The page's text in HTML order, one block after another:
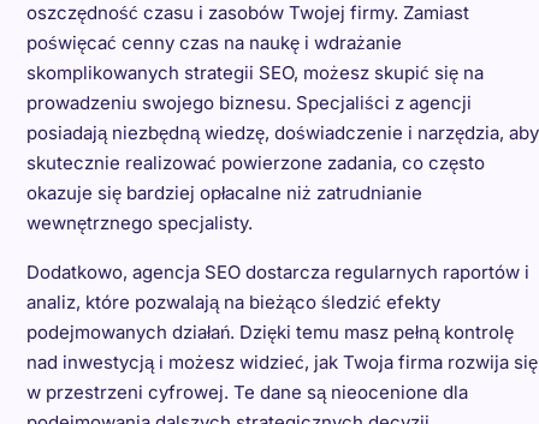
oszczędność czasu i zasobów Twojej firmy. Zamiast
poświęcać cenny czas na naukę i wdrażanie
skomplikowanych strategii SEO, możesz skupić się na
prowadzeniu swojego biznesu. Specjaliści z agencji
posiadają niezbędną wiedzę, doświadczenie i narzędzia, aby
skutecznie realizować powierzone zadania, co często
okazuje się bardziej opłacalne niż zatrudnianie
wewnętrznego specjalisty.
Dodatkowo, agencja SEO dostarcza regularnych raportów i
analiz, które pozwalają na bieżąco śledzić efekty
podejmowanych działań. Dzięki temu masz pełną kontrolę
nad inwestycją i możesz widzieć, jak Twoja firma rozwija się
w przestrzeni cyfrowej. Te dane są nieocenione dla